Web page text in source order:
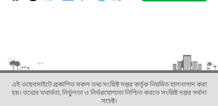
এই ওয়েবসাইটে প্রকাশিত সকল তথ্য সংশ্লিষ্ট দপ্তর কর্তৃক নিয়মিত হালনাগাদ করা
হয়। তথ্যের যথার্থতা, নির্ভুলতা ও নির্ভরযোগ্যতা নিশ্চিত করতে সংশ্লিষ্ট দপ্তর সর্বদা
সচেষ্ট।